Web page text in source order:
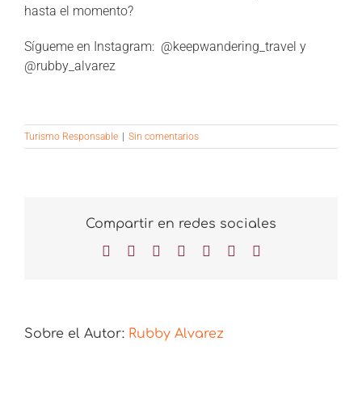
hasta el momento?
Sígueme en Instagram: @keepwandering_travel y
@rubby_alvarez
Turismo Responsable Sin comentarios
Compartir en redes sociales
Facebook LinkedInWhatsApp
TumblrPinterest
Sobre el Autor: Rubby Alvarez